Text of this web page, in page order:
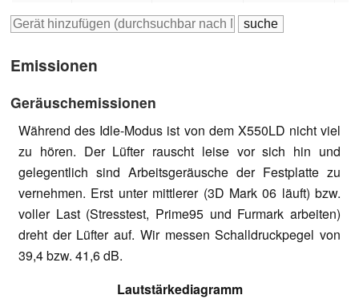
Emissionen
Geräuschemissionen
Während des Idle-Modus ist von dem X550LD nicht viel
zu hören. Der Lüfter rauscht leise vor sich hin und
gelegentlich sind Arbeitsgeräusche der Festplatte zu
vernehmen. Erst unter mittlerer (3D Mark 06 läuft) bzw.
voller Last (Stresstest, Prime95 und Furmark arbeiten)
dreht der Lüfter auf. Wir messen Schalldruckpegel von
39,4 bzw. 41,6 dB.
Lautstärkediagramm